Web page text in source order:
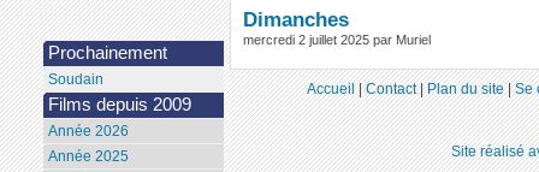
Dimanches
mercredi 2 juillet 2025 par Muriel
Prochainement
Soudain
Films depuis 2009
Année 2026
Année 2025
Accueil|Contact|Plan du site|Se
Site réalisé